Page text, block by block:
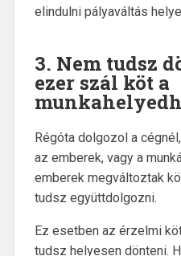
elindulni pályaváltás
3. Nem tudsz
ezer szál köt a
Régóta dolgozol a
az emberek, vagy a
emberek megváltoztak
tudsz együttdolgozni.
Ez esetben az érzelmi
tudsz helyesen dönteni.